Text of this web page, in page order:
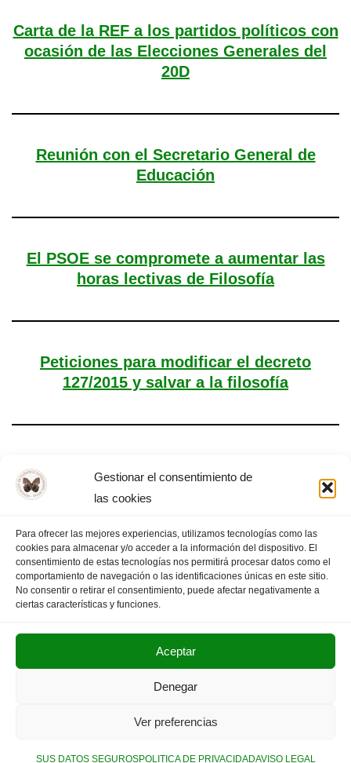
Gestionar el consentimiento de
las cookies
Para ofrecer las mejores experiencias, utilizamos tecnologías como las
cookies para almacenar y/o acceder a la información del dispositivo. El
consentimiento de estas tecnologías nos permitirá procesar datos como el
comportamiento de navegación o las identificaciones únicas en este sitio.
No consentir o retirar el consentimiento, puede afectar negativamente a
ciertas características y funciones.
Aceptar
Denegar
Ver preferencias
SUS DATOS SEGUROSPOLITICA DE PRIVACIDADAVISO LEGAL
Carta de la REF a los partidos políticos con
ocasión de las Elecciones Generales del
20D
Reunión con el Secretario General de
Educación
El PSOE se compromete a aumentar las
horas lectivas de Filosofía
Peticiones para modificar el decreto
127/2015 y salvar a la filosofía
« PÁGINA
ANTERIOR
1 2 3 4
5
PÁGINA
SIGUIENTE »
POLITICA DE PRIVACIDAD
AVISO LEGAL